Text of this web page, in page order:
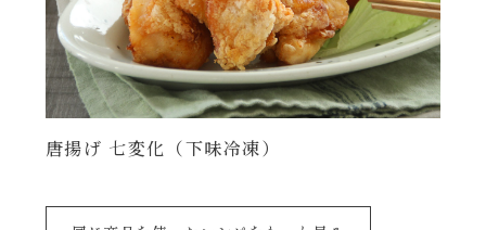
唐揚げ 七変化（下味冷凍）